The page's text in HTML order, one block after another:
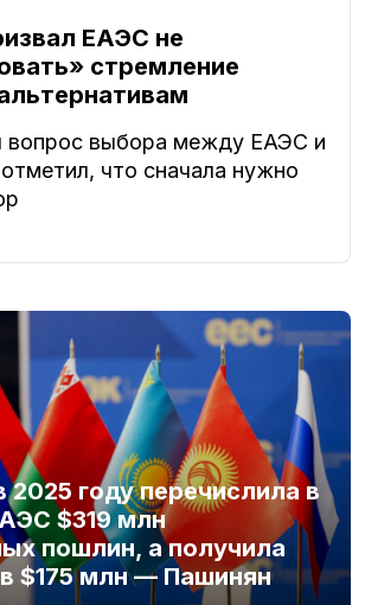
ЕАЭС не
стремление
вопрос выбора между ЕАЭС и
что сначала нужно
году перечислила в
$319 млн
пошлин, а получила
$175 млн — Пашинян